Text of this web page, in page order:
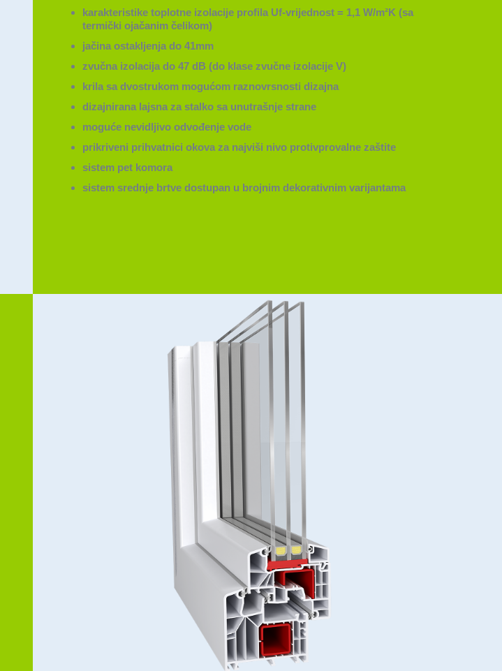
karakteristike toplotne izolacije profila Uf-vrijednost = 1,1 W/m²K (sa
termički ojačanim čelikom)
jačina ostakljenja do 41mm
zvučna izolacija do 47 dB (do klase zvučne izolacije V)
krila sa dvostrukom mogućom raznovrsnosti dizajna
dizajnirana lajsna za stalko sa unutrašnje strane
moguće nevidljivo odvođenje vode
prikriveni prihvatnici okova za najviši nivo protivprovalne zaštite
sistem pet komora
sistem srednje brtve dostupan u brojnim dekorativnim varijantama